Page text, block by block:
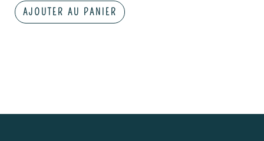
AJOUTER AU PANIER